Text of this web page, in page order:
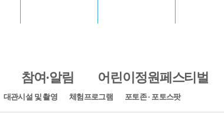
대관시설 및 촬영 체험프로그램 포토존 · 포토스팟
참여·알림 어린이정원페스티벌